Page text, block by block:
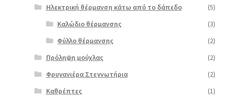
Ηλεκτρική θέρμανση κάτω από το δάπεδο
(5)
Καλώδιο θέρμανσης
(3)
Φύλλο θέρμανσης
(2)
Πρόληψη μούχλας
(2)
Φρυγανιέρα Στεγνωτήρια
(2)
Καθρέπτες
(1)